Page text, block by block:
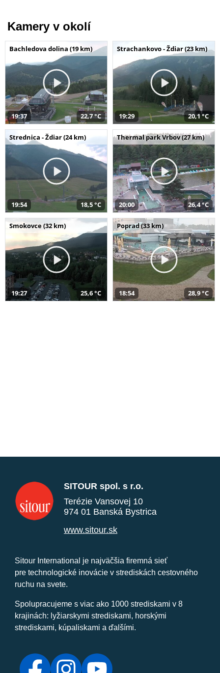
Kamery v okolí
Bachledova dolina (19 km)
19:37 22,7 °C
Strachankovo - Ždiar (23 km)
19:29 20,1 °C
Strednica - Ždiar (24 km)
19:54 18,5 °C
Thermal park Vrbov (27 km)
20:00 26,4 °C
Smokovce (32 km)
19:27 25,6 °C
Poprad (33 km)
18:54 28,9 °C
SITOUR spol. s r.o.
Terézie Vansovej 10
974 01 Banská Bystrica
www.sitour.sk
Sitour International je najväčšia firemná sieť
pre technologické inovácie v strediskách cestovného
ruchu na svete.
Spolupracujeme s viac ako 1000 strediskami v 8
krajinách: lyžiarskymi strediskami, horskými
strediskami, kúpaliskami a ďalšími.